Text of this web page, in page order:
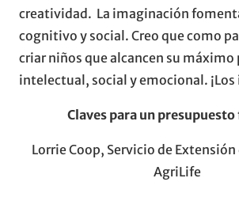
creatividad. La imaginación
cognitivo y social. Creo que como
criar niños que alcancen su
intelectual, social y emocional.
Claves para un
Lorrie Coop, Servicio de Extensión
AgriLife